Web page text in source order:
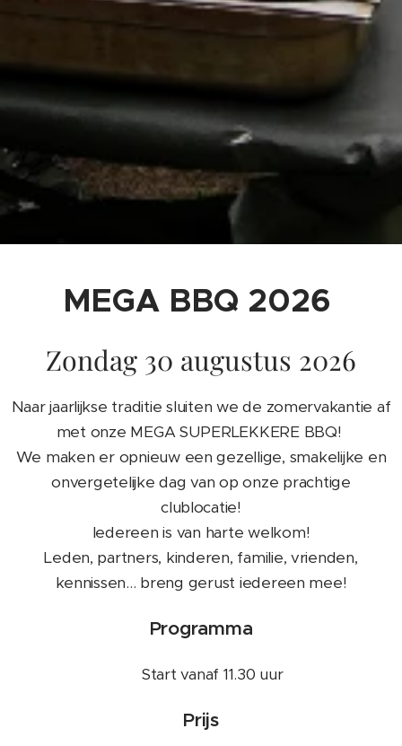
🔥 MEGA BBQ 2026 🔥
Zondag 30 augustus 2026
Naar jaarlijkse traditie sluiten we de zomervakantie af
met onze MEGA SUPERLEKKERE BBQ!
We maken er opnieuw een gezellige, smakelijke en
onvergetelijke dag van op onze prachtige
clublocatie!
Iedereen is van harte welkom!
Leden, partners, kinderen, familie, vrienden,
kennissen... breng gerust iedereen mee!
Programma
🕦 Start vanaf 11.30 uur
Prijs